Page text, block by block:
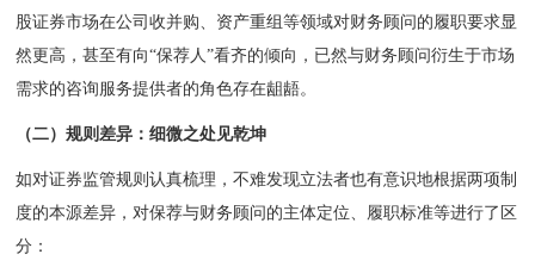
股证券市场在公司收并购、资产重组等领域对财务顾问的履职要求显
然更高，甚至有向“保荐人”看齐的倾向，已然与财务顾问衍生于市场
需求的咨询服务提供者的角色存在龃龉。
（二）规则差异：细微之处见乾坤
如对证券监管规则认真梳理，不难发现立法者也有意识地根据两项制
度的本源差异，对保荐与财务顾问的主体定位、履职标准等进行了区
分：